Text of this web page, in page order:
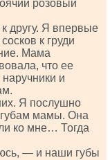
розовый
другу. Я впервые
к груди
Мама
что ее
и
Я послушно
губам мамы. Она
ко мне… Тогда
— и наши губы